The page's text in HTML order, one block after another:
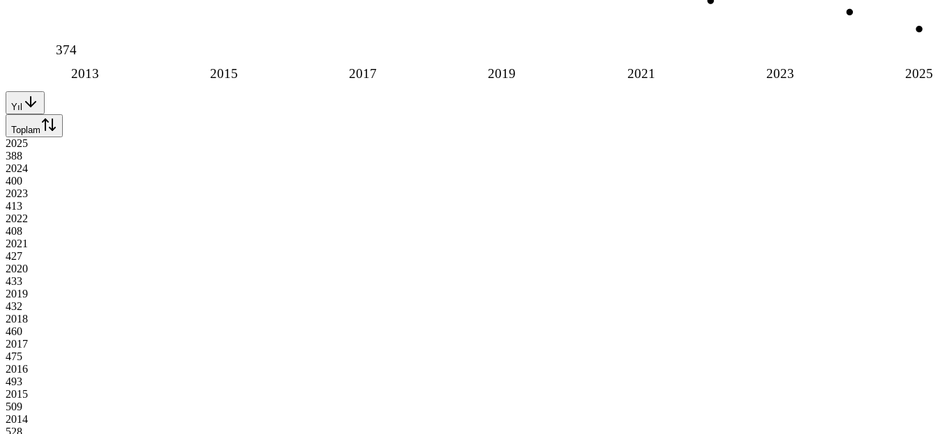
2013 2015 2017 2019 2021 2023 2025
374
Yıl
Toplam
2025
388
2024
400
2023
413
2022
408
2021
427
2020
433
2019
432
2018
460
2017
475
2016
493
2015
509
2014